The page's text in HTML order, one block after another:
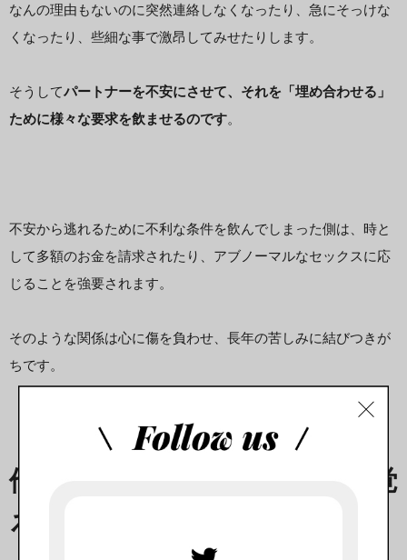
なんの理由もないのに突然連絡しなくなったり、急にそっけな
くなったり、些細な事で激昂してみせたりします。
そうしてパートナーを不安にさせて、それを「埋め合わせる」
ために様々な要求を飲ませるのです。
不安から逃れるために不利な条件を飲んでしまった側は、時と
して多額のお金を請求されたり、アブノーマルなセックスに応
じることを強要されます。
そのような関係は心に傷を負わせ、長年の苦しみに結びつきが
ちです。
他人のコントロールに快感を覚
えるひとたち